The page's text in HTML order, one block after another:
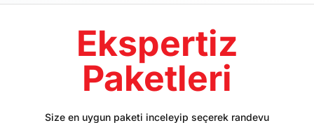
Ekspertiz
Paketleri
Size en uygun paketi inceleyip seçerek randevu